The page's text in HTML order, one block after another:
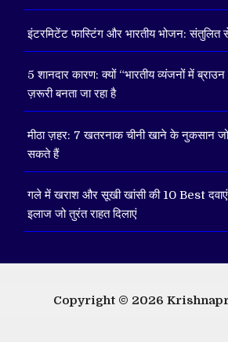
इंटरमिटेंट फास्टिंग और भारतीय भोजन: संतुलित
5 शानदार कारण: क्यों “भारतीय व्यंजनों में
ज़रूरी बनता जा रहा है
मीठा ज़हर: 7 खतरनाक चीनी खाने के नुकसान
सकते हैं
गले में खराश और सूखी खांसी की 10 Best
इलाज जो तुरंत राहत दिलाएं
Copyright © 2026